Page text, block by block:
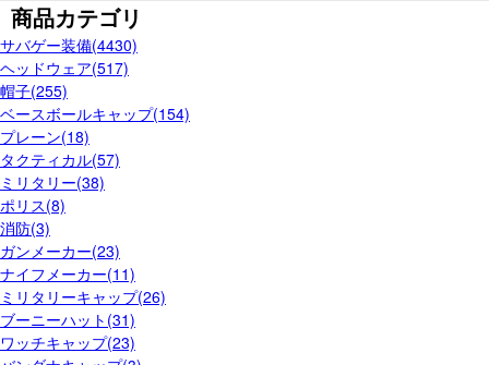
商品カテゴリ
サバゲー装備(4430)
ヘッドウェア(517)
帽子(255)
ベースボールキャップ(154)
プレーン(18)
タクティカル(57)
ミリタリー(38)
ポリス(8)
消防(3)
ガンメーカー(23)
ナイフメーカー(11)
ミリタリーキャップ(26)
ブーニーハット(31)
ワッチキャップ(23)